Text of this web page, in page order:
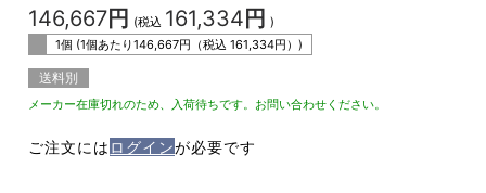
146,667円 (税込 161,334 円 )
1個 (1個あたり146,667円（税込161,334円）)
送料別
メーカー在庫切れのため、入荷待ちです。お問い合わせください。
ご注文には ログインが必要です